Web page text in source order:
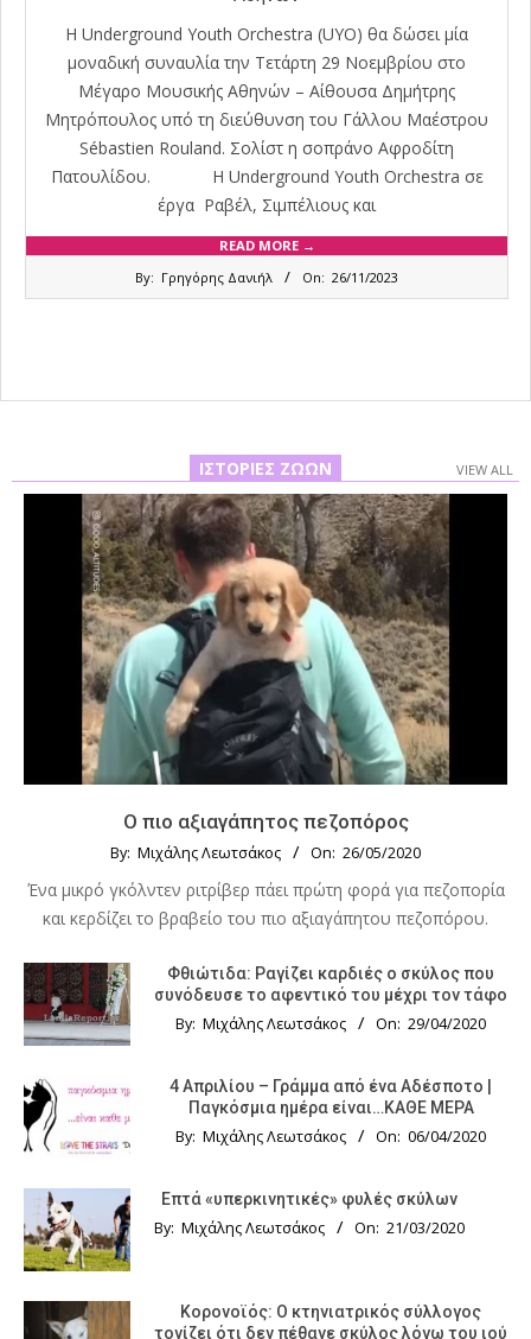
H Underground Youth Orchestra (UYO) θα δώσει μία
μοναδική συναυλία την Τετάρτη 29 Νοεμβρίου στο
Μέγαρο Μουσικής Αθηνών – Αίθουσα Δημήτρης
Μητρόπουλος υπό τη διεύθυνση του Γάλλου Μαέστρου
Sébastien Rouland. Σολίστ η σοπράνο Αφροδίτη
Πατουλίδου. Η Underground Youth Orchestra σε
έργα Ραβέλ, Σιμπέλιους και
READ MORE →
By: Γρηγόρης Δανιήλ On: 26/11/2023
ΙΣΤΟΡΊΕΣ ΖΏΩΝ VIEW ALL
Ο πιο αξιαγάπητος πεζοπόρος
By: Μιχάλης Λεωτσάκος On: 26/05/2020
Ένα μικρό γκόλντεν ριτρίβερ πάει πρώτη φορά για πεζοπορία
και κερδίζει το βραβείο του πιο αξιαγάπητου πεζοπόρου.
Φθιώτιδα: Ραγίζει καρδιές ο σκύλος που
συνόδευσε το αφεντικό του μέχρι τον τάφο
By: Μιχάλης Λεωτσάκος On: 29/04/2020
4 Απριλίου – Γράμμα από ένα Αδέσποτο |
Παγκόσμια ημέρα είναι…ΚΑΘΕ ΜΕΡΑ
By: Μιχάλης Λεωτσάκος On: 06/04/2020
Επτά «υπερκινητικές» φυλές σκύλων
By: Μιχάλης Λεωτσάκος On: 21/03/2020
Κορονοϊός: Ο κτηνιατρικός σύλλογος
τονίζει ότι δεν πέθανε σκύλος λόγω του ιού